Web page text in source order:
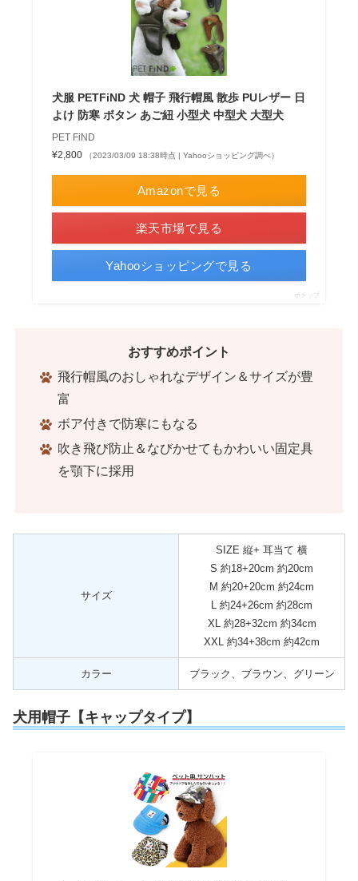
犬服 PETFiND 犬 帽子 飛行帽風 散歩 PUレザー 日
よけ 防寒 ボタン あご紐 小型犬 中型犬 大型犬
PET FiND
¥2,800
（2023/03/09 18:38時点 | Yahooショッピング調べ）
Amazonで見る
楽天市場で見る
Yahooショッピングで見る
ポチップ
おすすめポイント
飛行帽風のおしゃれなデザイン＆サイズが豊
富
ボア付きで防寒にもなる
吹き飛び防止＆なびかせてもかわいい固定具
を顎下に採用
サイズ
SIZE 縦+ 耳当て 横
S 約18+20cm 約20cm
M 約20+20cm 約24cm
L 約24+26cm 約28cm
XL 約28+32cm 約34cm
XXL 約34+38cm 約42cm
カラー ブラック、ブラウン、グリーン
犬用帽子【キャップタイプ】